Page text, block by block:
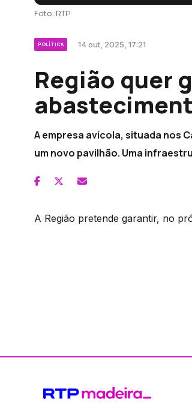
Foto: RTP
POLÍTICA 14 out, 2025, 17:21
Região quer
A empresa avícola, situada nos
um novo pavilhão. Uma
A Região pretende garantir, no